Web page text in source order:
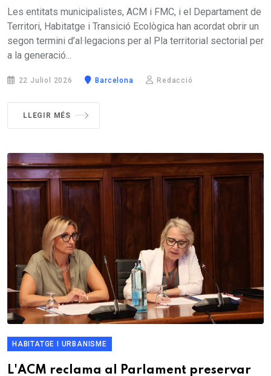
Les entitats municipalistes, ACM i FMC, i el Departament de
Territori, Habitatge i Transició Ecològica han acordat obrir un
segon termini d’al·legacions per al Pla territorial sectorial per
a la generació...
22 Juliol 2026 Barcelona Redacció
LLEGIR MÉS
HABITATGE I URBANISME
L'ACM reclama al Parlament preservar